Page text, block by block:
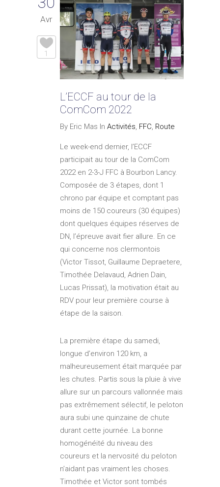
Avr
1
L’ECCF au tour de la
ComCom 2022
By Eric Mas In Activités, FFC, Route
Le week-end dernier, l’ECCF
participait au tour de la ComCom
2022 en 2-3-J FFC à Bourbon Lancy.
Composée de 3 étapes, dont 1
chrono par équipe et comptant pas
moins de 150 coureurs (30 équipes)
dont quelques équipes réserves de
DN, l’épreuve avait fier allure. En ce
qui concerne nos clermontois
(Victor Tissot, Guillaume Depraetere,
Timothée Delavaud, Adrien Dain,
Lucas Prissat), la motivation était au
RDV pour leur première course à
étape de la saison.
La première étape du samedi,
longue d’environ 120 km, a
malheureusement était marquée par
les chutes. Partis sous la pluie à vive
allure sur un parcours vallonnée mais
pas extrêmement sélectif, le peloton
aura subi une quinzaine de chute
durant cette journée. La bonne
homogénéité du niveau des
coureurs et la nervosité du peloton
n’aidant pas vraiment les choses.
Timothée et Victor sont tombés